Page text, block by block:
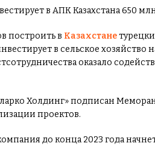
построить в Казахстане
в сельское хозяйство
оказало
Холдинг» подписан
проектов.
до конца 2023 года